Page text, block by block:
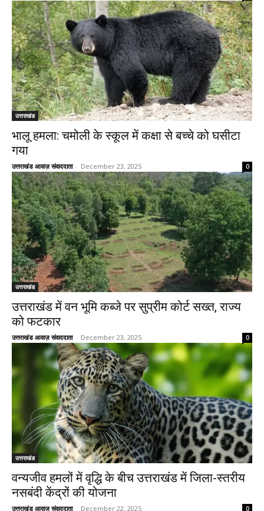
उत्तराखंड
भालू हमला: चमोली के स्कूल में कक्षा से बच्चे को घसीटा
गया
उत्तराखंड आवाज़ संवाददाता - December 23, 2025 0
उत्तराखंड
उत्तराखंड में वन भूमि कब्जे पर सुप्रीम कोर्ट सख्त, राज्य
को फटकार
उत्तराखंड आवाज़ संवाददाता - December 23, 2025 0
उत्तराखंड
वन्यजीव हमलों में वृद्धि के बीच उत्तराखंड में जिला-स्तरीय
नसबंदी केंद्रों की योजना
उत्तराखंड आवाज़ संवाददाता - December 22, 2025 0